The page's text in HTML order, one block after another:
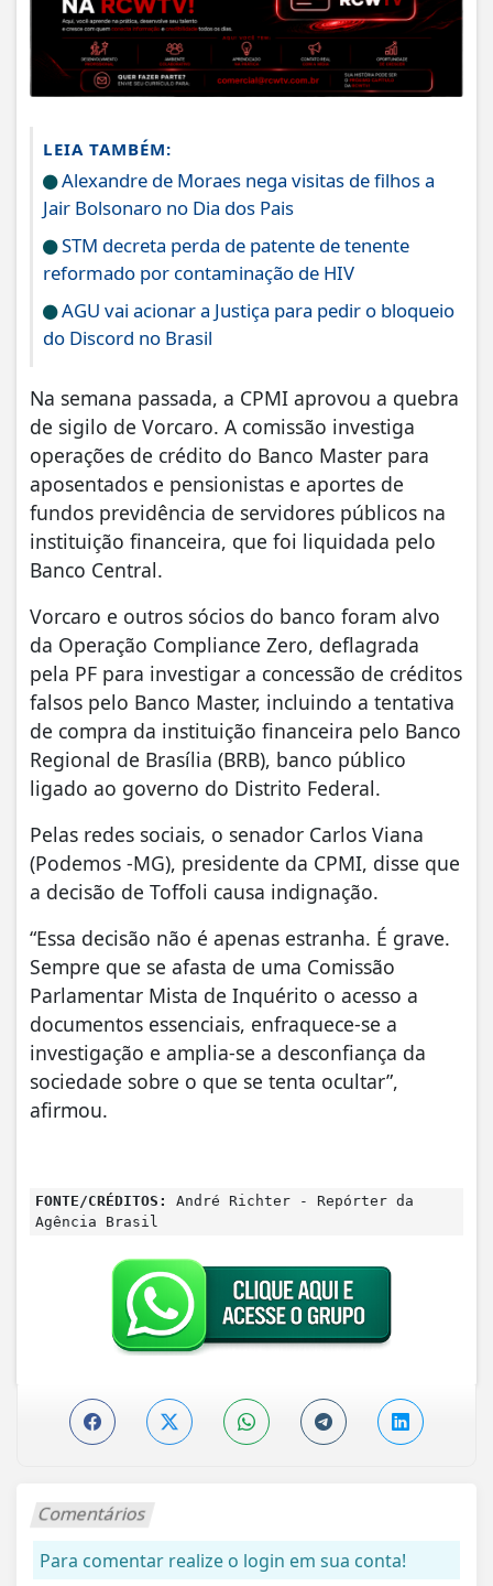
LEIA TAMBÉM:
Alexandre de Moraes nega visitas de filhos a
Jair Bolsonaro no Dia dos Pais
STM decreta perda de patente de tenente
reformado por contaminação de HIV
AGU vai acionar a Justiça para pedir o bloqueio
do Discord no Brasil
Na semana passada, a CPMI aprovou a quebra
de sigilo de Vorcaro. A comissão investiga
operações de crédito do Banco Master para
aposentados e pensionistas e aportes de
fundos previdência de servidores públicos na
instituição financeira, que foi liquidada pelo
Banco Central.
Vorcaro e outros sócios do banco foram alvo
da Operação Compliance Zero, deflagrada
pela PF para investigar a concessão de créditos
falsos pelo Banco Master, incluindo a tentativa
de compra da instituição financeira pelo Banco
Regional de Brasília (BRB), banco público
ligado ao governo do Distrito Federal.
Pelas redes sociais, o senador Carlos Viana
(Podemos -MG), presidente da CPMI, disse que
a decisão de Toffoli causa indignação.
“Essa decisão não é apenas estranha. É grave.
Sempre que se afasta de uma Comissão
Parlamentar Mista de Inquérito o acesso a
documentos essenciais, enfraquece-se a
investigação e amplia-se a desconfiança da
sociedade sobre o que se tenta ocultar”,
afirmou.
FONTE/CRÉDITOS:
André Richter - Repórter da
Agência Brasil
Comentários
Para comentar realize o login em sua conta!